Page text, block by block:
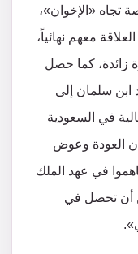
تجاه «الإخوان»،
معهم نهائياً،
زائدة، كما حصل
ابن سلمان إلى
في السعودية
العودة وعوض
في عهد الملك
أن تحصل في